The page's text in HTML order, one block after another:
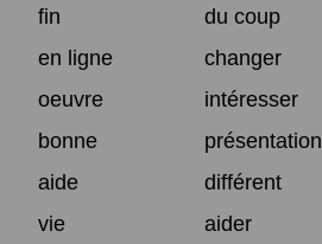
fin
du coup
en ligne
changer
oeuvre
intéresser
bonne
présentation
aide
différent
vie
aider